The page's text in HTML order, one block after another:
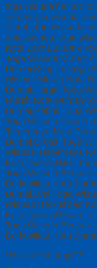
toga wisuda murah,
harga toga wisuda
murah, toga wisuda
toga wisuda, toga
Kota Dumai,Pabrik
Toga Wisuda Murah
Dumai,Supplier Toga
Wisuda Murah Kota
Dumai,Harga Toga
Murah Kota
Dumai,Pabrik Toga
Toga Wisuda
Terpercaya Kota
Dumai,Grosir Toga
Wisuda Terpercaya
Kota Dumai,Bikin
Toga Wisuda
Berkualitas Kota
Dumai,Jual Toga
Wisuda Berkualitas
Kota Dumai,Pesan
Toga Wisuda
Berkualitas Kota
*Harga Hubungi CS